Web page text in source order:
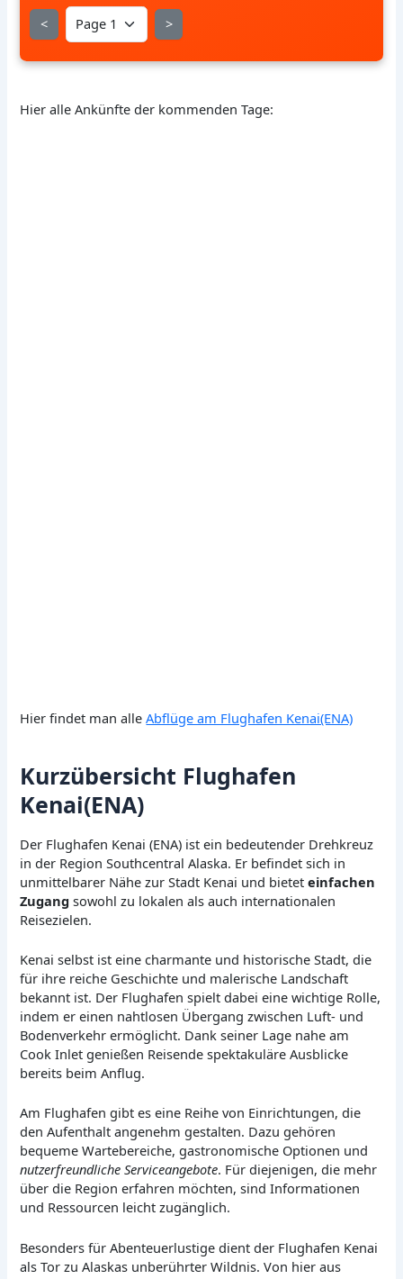
< >
Hier alle Ankünfte der kommenden Tage:
Hier findet man alleAbflüge am Flughafen Kenai(ENA)
Kurzübersicht Flughafen
Kenai(ENA)
Der Flughafen Kenai (ENA) ist ein bedeutender Drehkreuz
in der Region Southcentral Alaska. Er befindet sich in
unmittelbarer Nähe zur Stadt Kenai und bieteteinfachen
Zugang sowohl zu lokalen als auch internationalen
Reisezielen.
Kenai selbst ist eine charmante und historische Stadt, die
für ihre reiche Geschichte und malerische Landschaft
bekannt ist. Der Flughafen spielt dabei eine wichtige Rolle,
indem er einen nahtlosen Übergang zwischen Luft- und
Bodenverkehr ermöglicht. Dank seiner Lage nahe am
Cook Inlet genießen Reisende spektakuläre Ausblicke
bereits beim Anflug.
Am Flughafen gibt es eine Reihe von Einrichtungen, die
den Aufenthalt angenehm gestalten. Dazu gehören
bequeme Wartebereiche, gastronomische Optionen und
nutzerfreundliche Serviceangebote. Für diejenigen, die mehr
über die Region erfahren möchten, sind Informationen
und Ressourcen leicht zugänglich.
Besonders für Abenteuerlustige dient der Flughafen Kenai
als Tor zu Alaskas unberührter Wildnis. Von hier aus